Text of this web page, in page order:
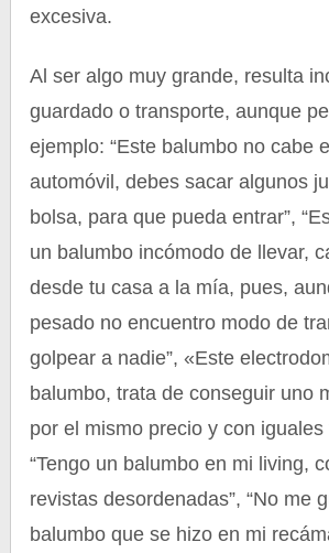
excesiva.
Al ser algo muy grande, resulta
guardado o transporte, aunque
ejemplo: “Este balumbo no cabe
automóvil, debes sacar algunos
bolsa, para que pueda entrar”,
un balumbo incómodo de llevar,
desde tu casa a la mía, pues,
pesado no encuentro modo de
golpear a nadie”, «Este
balumbo, trata de conseguir uno
por el mismo precio y con iguales
“Tengo un balumbo en mi living,
revistas desordenadas”, “No me
balumbo que se hizo en mi